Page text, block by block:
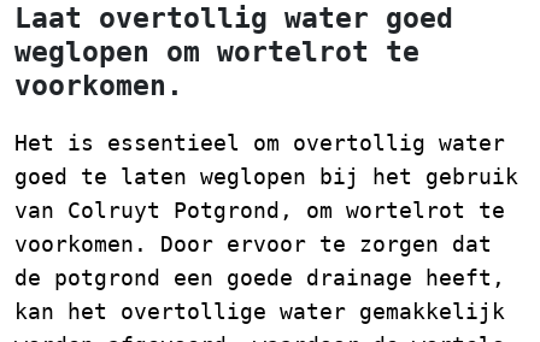
Laat overtollig water goed
weglopen om wortelrot te
voorkomen.
Het is essentieel om overtollig water
goed te laten weglopen bij het gebruik
van Colruyt Potgrond, om wortelrot te
voorkomen. Door ervoor te zorgen dat
de potgrond een goede drainage heeft,
kan het overtollige water gemakkelijk